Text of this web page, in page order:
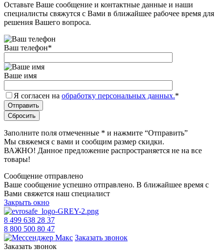
Оставьте Ваше сообщение и контактные данные и наши
специалисты свяжутся с Вами в ближайшее рабочее время для
решения Вашего вопроса.
Ваш телефон*
Ваше имя
Я согласен на обработку персональных данных.*
Заполните поля отмеченные * и нажмите “Отправить”
Мы свяжемся с вами и сообщим размер скидки.
ВАЖНО! Данное предложение распространяется не на все
товары!
Сообщение отправлено
Ваше сообщение успешно отправлено. В ближайшее время с
Вами свяжется наш специалист
Закрыть окно
8 499 638 28 37
8 800 500 80 47
Заказать звонок
Заказать звонок